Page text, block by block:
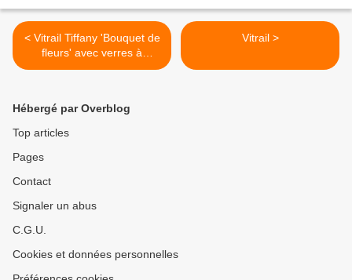
< Vitrail Tiffany 'Bouquet de
fleurs' avec verres à
facettes
Vitrail >
Hébergé par Overblog
Top articles
Pages
Contact
Signaler un abus
C.G.U.
Cookies et données personnelles